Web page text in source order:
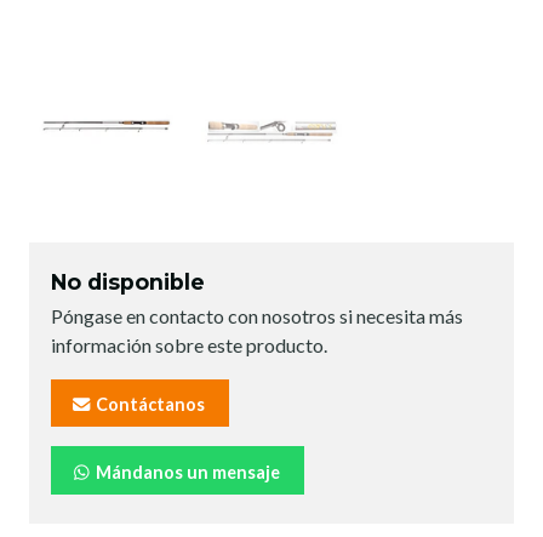
No disponible
Póngase en contacto con nosotros si necesita más
información sobre este producto.
Contáctanos
Mándanos un mensaje